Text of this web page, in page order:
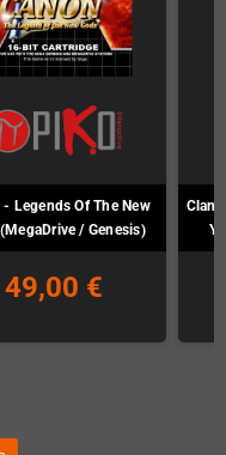
- Legends Of The New
/ Genesis)
49,00 €
Clan